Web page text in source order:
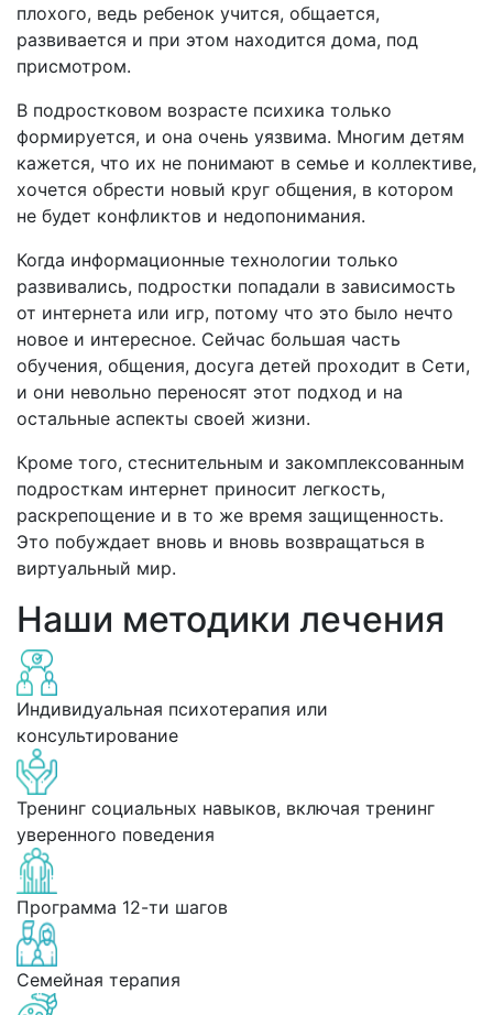
плохого, ведь ребенок учится, общается,
развивается и при этом находится дома, под
присмотром.
В подростковом возрасте психика только
формируется, и она очень уязвима. Многим детям
кажется, что их не понимают в семье и коллективе,
хочется обрести новый круг общения, в котором
не будет конфликтов и недопонимания.
Когда информационные технологии только
развивались, подростки попадали в зависимость
от интернета или игр, потому что это было нечто
новое и интересное. Сейчас большая часть
обучения, общения, досуга детей проходит в Сети,
и они невольно переносят этот подход и на
остальные аспекты своей жизни.
Кроме того, стеснительным и закомплексованным
подросткам интернет приносит легкость,
раскрепощение и в то же время защищенность.
Это побуждает вновь и вновь возвращаться в
виртуальный мир.
Наши методики лечения
Индивидуальная психотерапия или
консультирование
Тренинг социальных навыков, включая тренинг
уверенного поведения
Программа 12-ти шагов
Семейная терапия